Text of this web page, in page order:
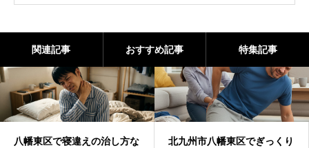
関連記事 おすすめ記事 特集記事
八幡東区で寝違えの治し方な
北九州市八幡東区でぎっくり